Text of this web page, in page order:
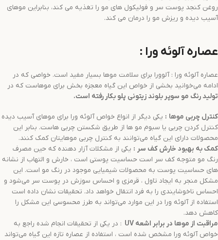
روغن کنجد پوست سر و فولیکول های مو را تغذیه می کند، بنابراین موهای
آسیب دیده و ریزش مو را درمان می کند.
عصاره آلوئه ورا :
عصاره آلوئه ورا : آلوورا برای سلامت موها بسیار مفید است. خواصی که در
ادامه می‌خوانید بخشی از خواص این گیاه معجزه بخش برای موهاست که در
تولید رنگ مو سوپر بلوند زیتونی پلو بکار رفته است.
کنترل چربی موها : یکی دیگر از انواع خواص آلوئه ورا برای موهای آسیب دیده
کنترل کردن چربی یا سبوم مو ها از طریق شکستن چربی هاست. بنابر این
محصولات دارای این گیاه می‌توانند به کنترل چربی موهایتان کمک کنند.
کمک به بهبود خارش کف سر : یکی از مشکلات آزار دهنده که حین مصرف
رنگ مو متوجه کف سر است حساسیت پوستی است ، خارش و التهاب از نشانه
های حساسیت پوست به محصولات شیمیایی موجود در رنگ مو است. این
مشکل منجر به ایجاد تاول ، قرمزی و احساس سوزش در پوست سر می‌شود و
احساس ناخوشایندی را به فرد انتقال خواهد داد. تحقیقات نشان داده است
استفاده از آلوئه ورا در این موارد می‌تواند به طرز محسوسی این مشکل را
کاهش دهد.
مراقبت از موها در برابر اشعه UV : در یکی از تحقیقات انجام شده راجع به
خواص آلوئه ورا مشخص شده است ، استفاده از عصاره تازه این گیاه می‌تواند